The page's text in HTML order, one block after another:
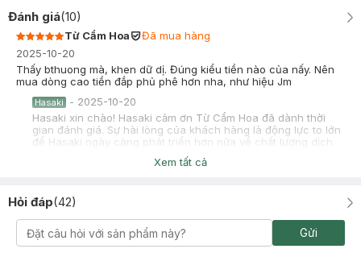
Đánh giá(10)
Từ Cẩm Hoa
Đã mua hàng
2025-10-20
Thấy bthuong mà, khen dữ dị. Đúng kiểu tiền nào của nấy. Nên
mua dòng cao tiền đắp phủ phê hơn nha, như hiệu Jm
Hasaki - 2025-10-20
Hasaki xin chào! Hasaki cảm ơn Từ Cẩm Hoa đã dành thời
gian đánh giá. Sự hài lòng của khách hàng là động lực to lớn
để Hasaki ngày càng phát triển hơn nữa về chất lượng dịch
vụ. Cảm ơn bạn đã tin tưởng và mua sắm tại Hasaki!
2025-09-23
Hasaki -2025-09-23
Hasaki xin chào! Hasaki cảm ơn Bùi Thanh Tuyền đã dành
Xem tất cả
Hỏi đáp(42)
Gửi